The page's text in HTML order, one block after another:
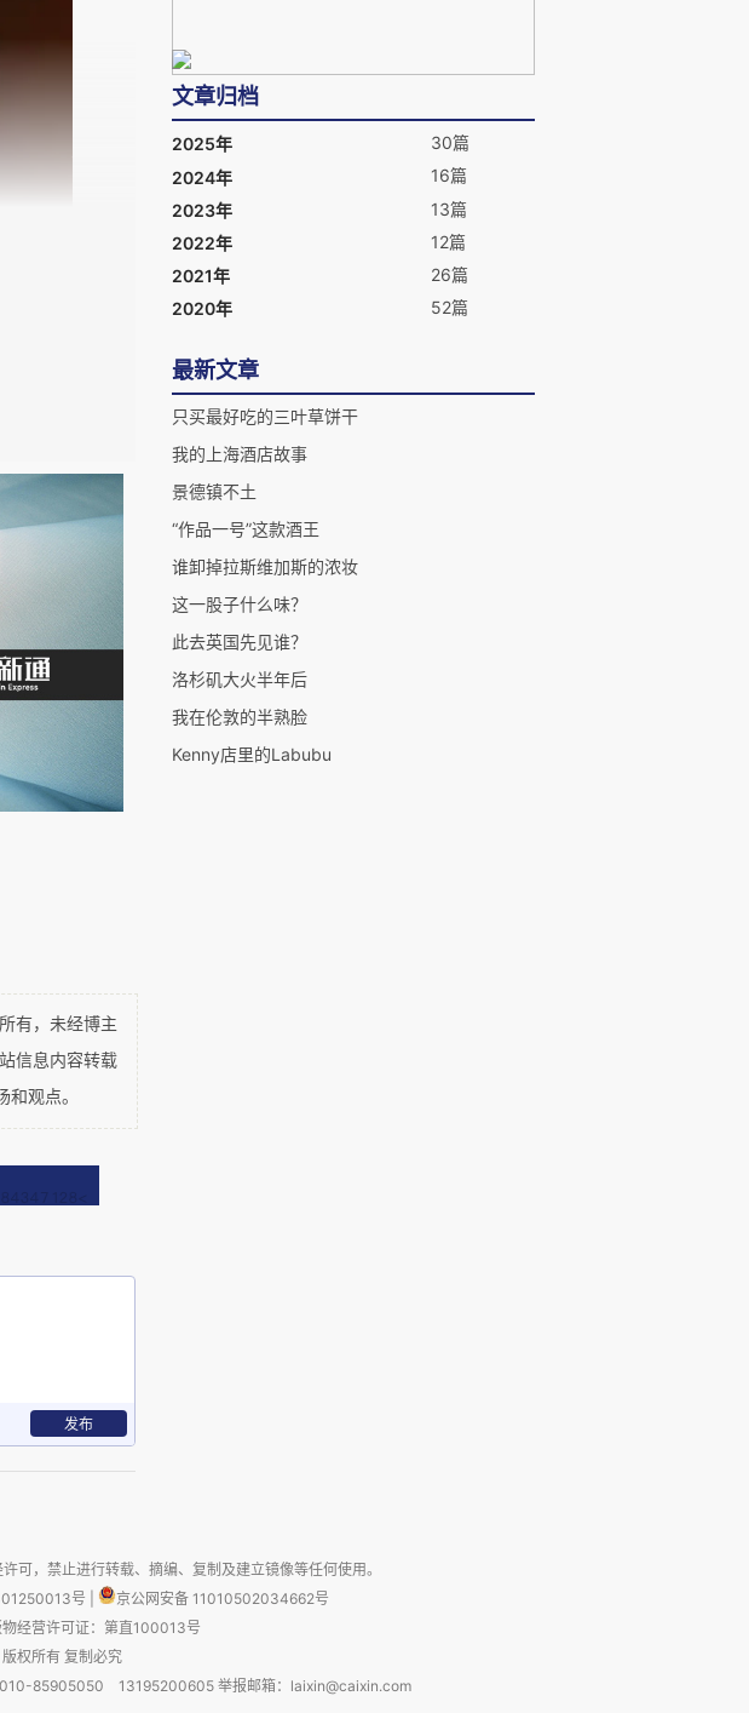
看到浴室用
有，未经博主
信息内容转载
观点。
发布
文章归档
2025年
30篇
2024年
16篇
2023年
13篇
2022年
12篇
2021年
26篇
2020年
52篇
最新文章
只买最好吃的三叶草饼干
我的上海酒店故事
景德镇不土
“作品一号”这款酒王
谁卸掉拉斯维加斯的浓妆
这一股子什么味？
此去英国先见谁？
洛杉矶大火半年后
我在伦敦的半熟脸
Kenny店里的Labubu
可，禁止进行转载、摘编、复制及建立镜像等任何使用。
号
京公网安备 11010502034662号
物经营许可证：第直100013号
权所有 复制必究
010-85905050 13195200605 举报邮箱：laixin@caixin.com